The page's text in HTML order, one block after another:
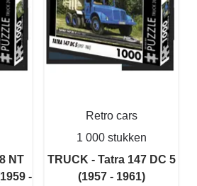
NT
-
Retro cars
1 000 stukken
TRUCK - Tatra 147 DC 5
(1957 - 1961)